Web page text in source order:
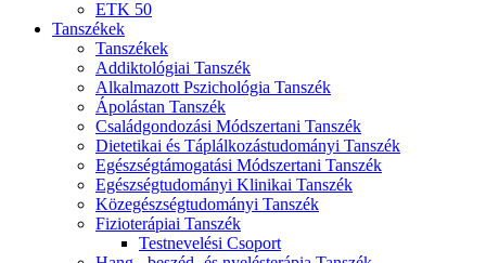
ETK 50
Tanszékek
Tanszékek
Addiktológiai Tanszék
Alkalmazott Pszichológia Tanszék
Ápolástan Tanszék
Családgondozási Módszertani Tanszék
Dietetikai és Táplálkozástudományi Tanszék
Egészségtámogatási Módszertani Tanszék
Egészségtudományi Klinikai Tanszék
Közegészségtudományi Tanszék
Fizioterápiai Tanszék
Testnevelési Csoport